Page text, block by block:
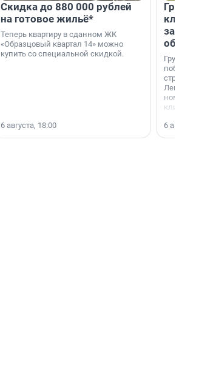
Скидка до 880 000 рублей
на готовое жильё*
Теперь квартиру в сданном ЖК
«Образцовый квартал 14» можно
купить со специальной скидкой.
6 августа, 18:00
Группа
области».
6